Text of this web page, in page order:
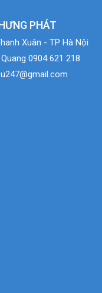
PHÁT
Xuân - TP Hà Nội
0904 621 218